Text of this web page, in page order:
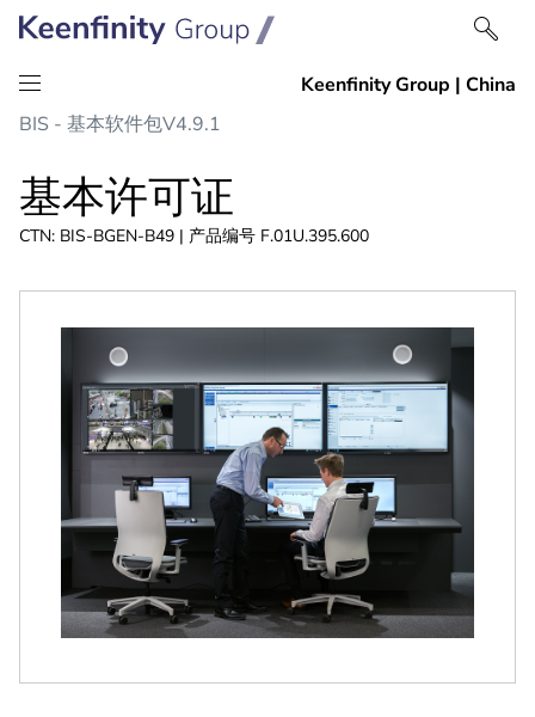
BIS - 基本软件包V4.9.1
基本许可证
CTN: BIS-BGEN-B49 | 产品编号 F.01U.395.600